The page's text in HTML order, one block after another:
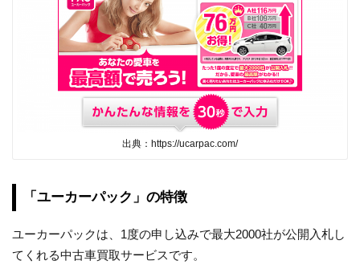
出典：https://ucarpac.com/
「ユーカーパック」の特徴
ユーカーパックは、1度の申し込みで最大2000社が公開入札し
てくれる中古車買取サービスです。